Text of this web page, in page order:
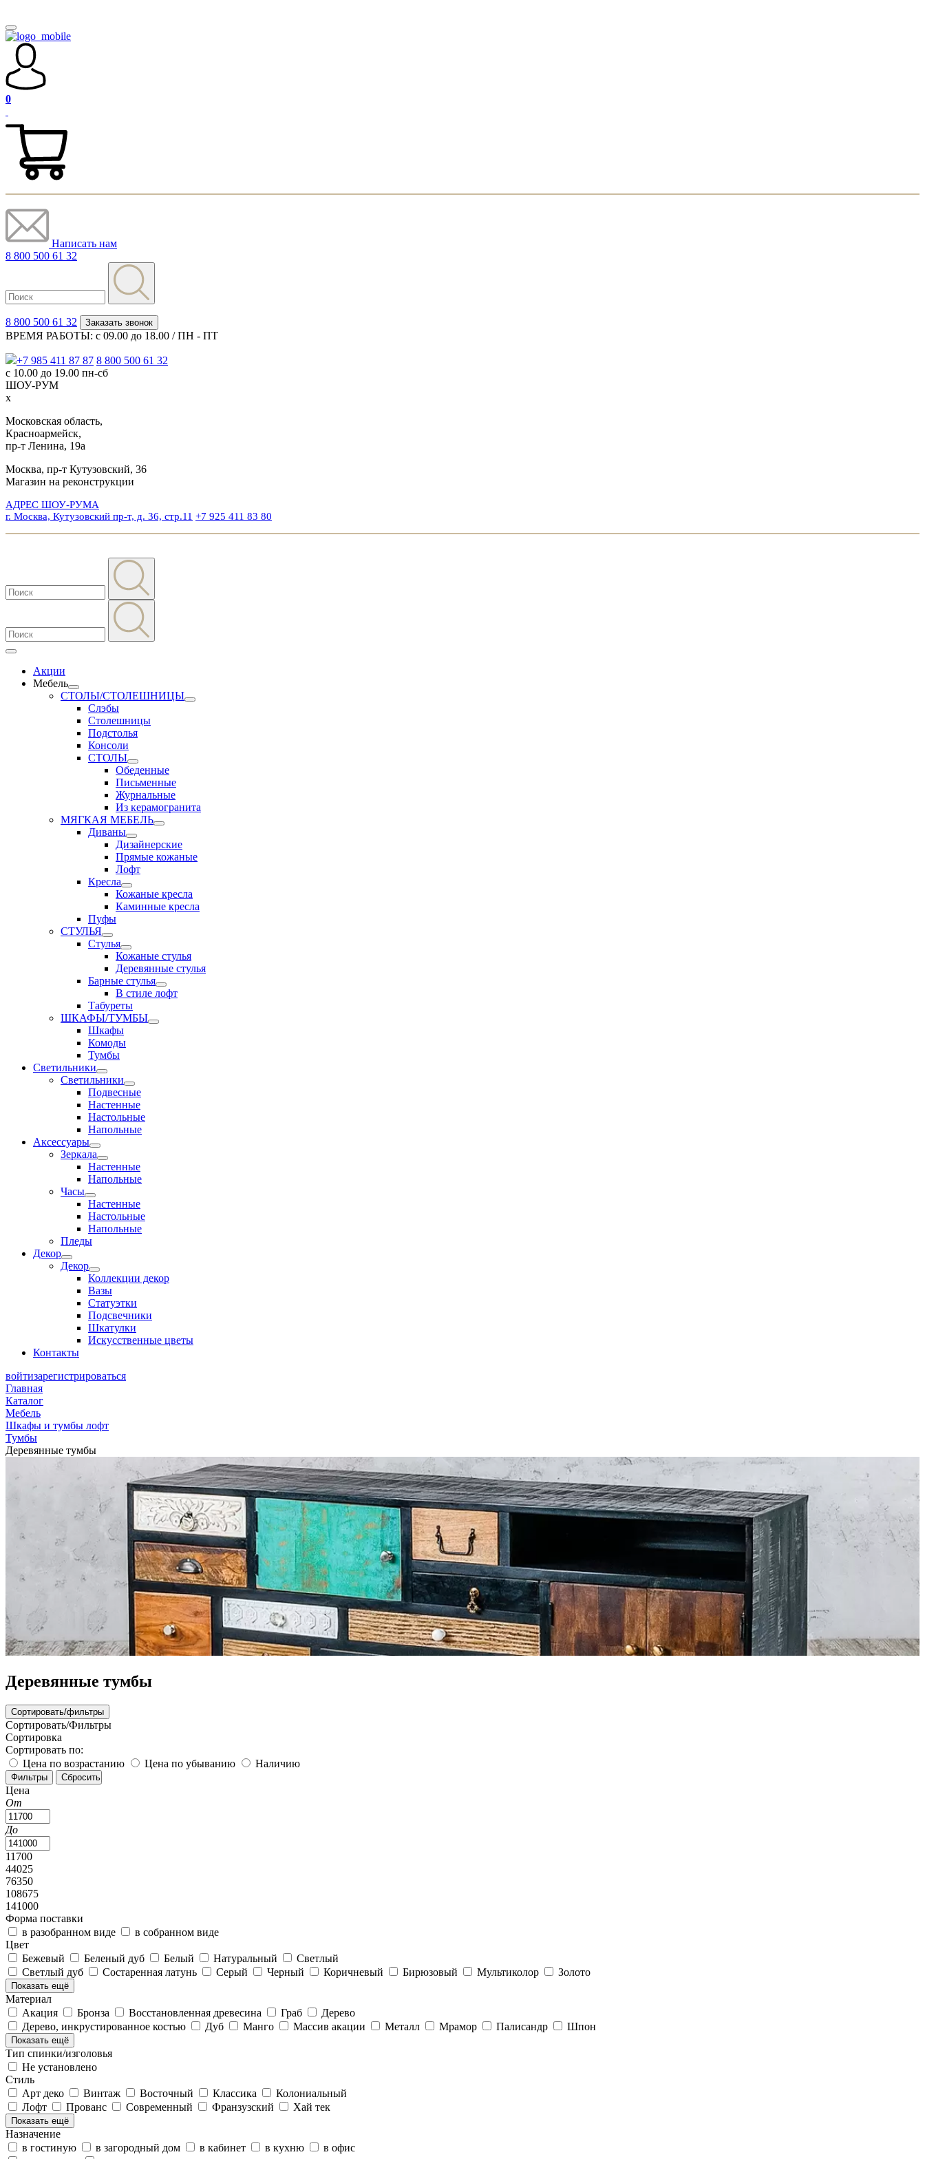
0
Написать нам
8 800 500 61 32
8 800 500 61 32 Заказать звонок
ВРЕМЯ РАБОТЫ: с 09.00 до 18.00 / ПН - ПТ
+7 985 411 87 87 8 800 500 61 32
с 10.00 до 19.00 пн-сб
ШОУ-РУМ
x
Московская область,
Красноармейск,
пр-т Ленина, 19а
Москва, пр-т Кутузовский, 36
Магазин на реконструкции
АДРЕС ШОУ-РУМА
г. Москва, Кутузовский пр-т, д. 36, стр.11 +7 925 411 83 80
Акции
Мебель
СТОЛЫ/СТОЛЕШНИЦЫ
Слэбы
Столешницы
Подстолья
Консоли
СТОЛЫ
Обеденные
Письменные
Журнальные
Из керамогранита
МЯГКАЯ МЕБЕЛЬ
Диваны
Дизайнерские
Прямые кожаные
Лофт
Кресла
Кожаные кресла
Каминные кресла
Пуфы
СТУЛЬЯ
Стулья
Кожаные стулья
Деревянные стулья
Барные стулья
В стиле лофт
Табуреты
ШКАФЫ/ТУМБЫ
Шкафы
Комоды
Тумбы
Светильники
Светильники
Подвесные
Настенные
Настольные
Напольные
Аксессуары
Зеркала
Настенные
Напольные
Часы
Настенные
Настольные
Напольные
Пледы
Декор
Декор
Коллекции декор
Вазы
Статуэтки
Подсвечники
Шкатулки
Искусственные цветы
Контакты
войтизарегистрироваться
Главная
Каталог
Мебель
Шкафы и тумбы лофт
Тумбы
Деревянные тумбы
Деревянные тумбы
Сортировать/фильтры
Сортировать/Фильтры
Сортировка
Сортировать по:
Цена по возрастанию
Цена по убыванию Наличию
Цена
От
До
11700
44025
76350
108675
141000
Форма поставки
в разобранном виде
в собранном виде
Цвет
Бежевый
Беленый дуб Белый Натуральный
Светлый
Светлый дуб
Состаренная латунь Серый Черный Коричневый Бирюзовый Мультиколор Золото
Показать ещё
Материал
Акация
Бронза Восстановленная древесина Граб
Дерево
Дерево, инкрустированное костью
Дуб Манго Массив акации Металл Мрамор Палисандр Шпон
Показать ещё
Тип спинки/изголовья
Не установлено
Стиль
Арт деко
Винтаж Восточный Классика
Колониальный
Лофт
Прованс Современный Франзузский Хай тек
Показать ещё
Назначение
в гостиную
в загородный дом в кабинет в кухню
в офис